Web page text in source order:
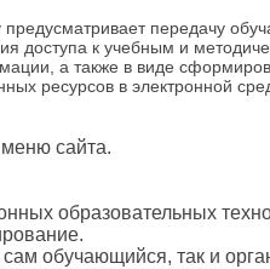
передачу
доступа к учебным и
а также в виде
ресурсов в электронной
сайта.
образовательных
обучающийся, так и